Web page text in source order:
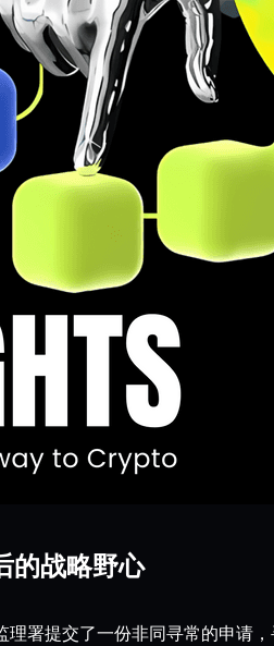
的战略野心
理署提交了一份非同寻常的申请